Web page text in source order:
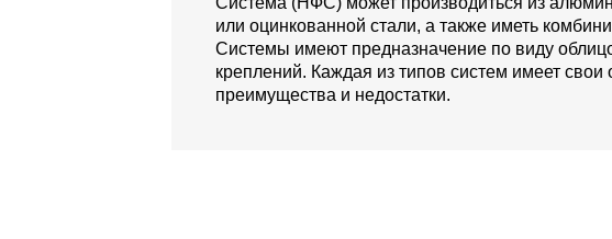
или оцинкованной стали, а также иметь
Системы имеют предназначение по виду
креплений. Каждая из типов систем имеет свои
преимущества и недостатки.